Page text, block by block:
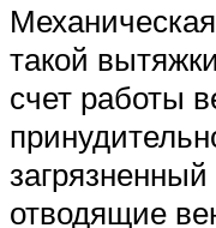
такой
счет работы
загрязненный
отводящие